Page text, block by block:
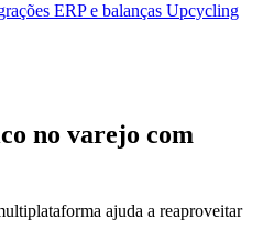
ERP e balanças Upcycling
no varejo com
ajuda a reaproveitar